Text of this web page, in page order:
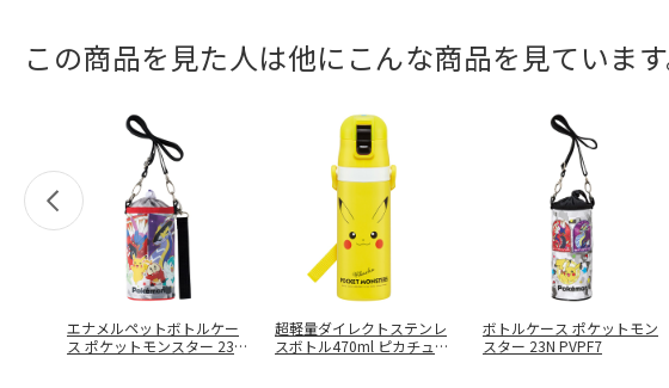
この商品を見た人は他にこんな商品を見ています
エナメルペットボトルケー
ス ポケットモンスター 23N
超軽量ダイレクトステンレ
スボトル470ml ピカチュウ
ボトルケース ポケットモン
スター 23N PVPF7